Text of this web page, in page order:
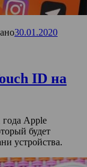
30.01.2020
ID на
Apple
будет
устройства.